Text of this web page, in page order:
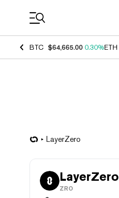
BTC $64,665.00 0.30%ETH
LayerZero
LayerZero
ZRO